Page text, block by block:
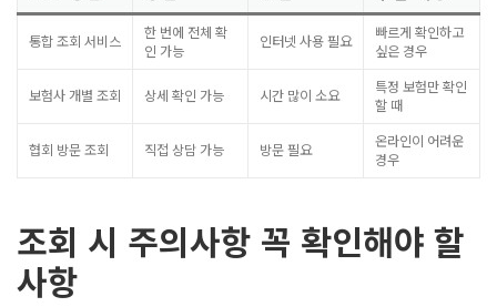
통합 조회 서비스
한 번에 전체 확
인 가능
인터넷 사용 필요
빠르게 확인하고
싶은 경우
보험사 개별 조회 상세 확인 가능 시간 많이 소요
특정 보험만 확인
할 때
협회 방문 조회 직접 상담 가능 방문 필요
온라인이 어려운
경우
조회 시 주의사항 꼭 확인해야 할
사항